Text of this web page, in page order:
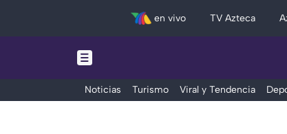
en vivo TV Azteca
Noticias Turismo Viral y Tendencia